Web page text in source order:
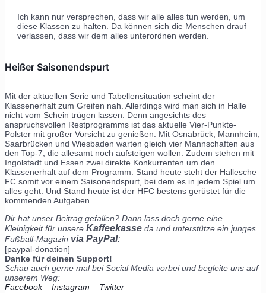
Ich kann nur versprechen, dass wir alle alles tun werden, um
diese Klassen zu halten. Da können sich die Menschen drauf
verlassen, dass wir dem alles unterordnen werden.
Heißer Saisonendspurt
Mit der aktuellen Serie und Tabellensituation scheint der
Klassenerhalt zum Greifen nah. Allerdings wird man sich in Halle
nicht vom Schein trügen lassen. Denn angesichts des
anspruchsvollen Restprogramms ist das aktuelle Vier-Punkte-
Polster mit großer Vorsicht zu genießen. Mit Osnabrück, Mannheim,
Saarbrücken und Wiesbaden warten gleich vier Mannschaften aus
den Top-7, die allesamt noch aufsteigen wollen. Zudem stehen mit
Ingolstadt und Essen zwei direkte Konkurrenten um den
Klassenerhalt auf dem Programm. Stand heute steht der Hallesche
FC somit vor einem Saisonendspurt, bei dem es in jedem Spiel um
alles geht. Und Stand heute ist der HFC bestens gerüstet für die
kommenden Aufgaben.
Dir hat unser Beitrag gefallen? Dann lass doch gerne eine
Kleinigkeit für unsere Kaffeekasse da und unterstütze ein junges
Fußball-Magazin via PayPal:
[paypal-donation]
Danke für deinen Support!
Schau auch gerne mal bei Social Media vorbei und begleite uns auf
unserem Weg:
Facebook– Instagram – Twitter